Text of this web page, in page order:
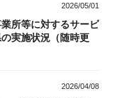
2026/05/01
業所等に対するサービ
実施状況（随時更
2026/04/08